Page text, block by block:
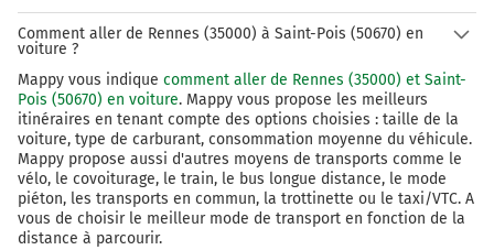
Comment aller de Rennes (35000) à Saint-Pois (50670) en
voiture ?
Mappy vous indique comment aller de Rennes (35000) et Saint-
Pois (50670) en voiture. Mappy vous propose les meilleurs
itinéraires en tenant compte des options choisies : taille de la
voiture, type de carburant, consommation moyenne du véhicule.
Mappy propose aussi d'autres moyens de transports comme le
vélo, le covoiturage, le train, le bus longue distance, le mode
piéton, les transports en commun, la trottinette ou le taxi/VTC. A
vous de choisir le meilleur mode de transport en fonction de la
distance à parcourir.